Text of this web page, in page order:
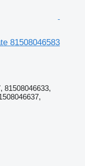
81508046583
81508046633,